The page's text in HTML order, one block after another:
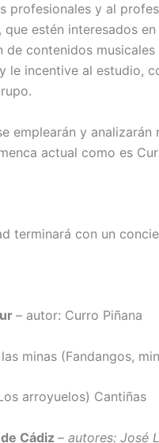
profesionales y al
que estén interesados
de contenidos
le incentive al estudio,
emplearán y
actual como es
terminará con un
– autor: Curro Piñana
minas (Fandangos,
arroyuelos) Cantiñas
Cádiz– autores: José